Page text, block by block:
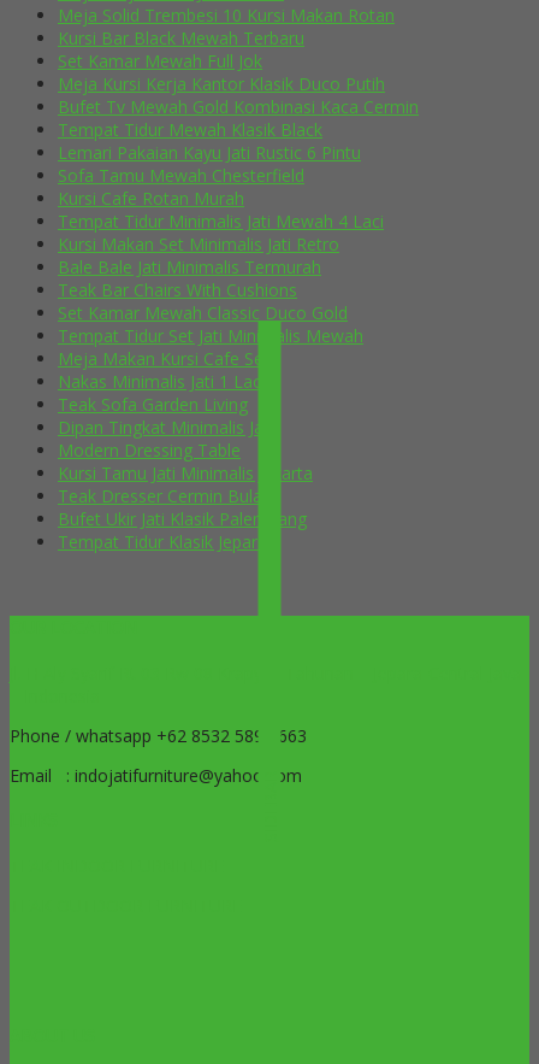
Meja Solid Trembesi 10 Kursi Makan Rotan
Kursi Bar Black Mewah Terbaru
Set Kamar Mewah Full Jok
Meja Kursi Kerja Kantor Klasik Duco Putih
Bufet Tv Mewah Gold Kombinasi Kaca Cermin
Tempat Tidur Mewah Klasik Black
Lemari Pakaian Kayu Jati Rustic 6 Pintu
Sofa Tamu Mewah Chesterfield
Kursi Cafe Rotan Murah
Tempat Tidur Minimalis Jati Mewah 4 Laci
Kursi Makan Set Minimalis Jati Retro
Bale Bale Jati Minimalis Termurah
Teak Bar Chairs With Cushions
Set Kamar Mewah Classic Duco Gold
Tempat Tidur Set Jati Minimalis Mewah
Meja Makan Kursi Cafe Selly
Nakas Minimalis Jati 1 Laci
Teak Sofa Garden Living
Dipan Tingkat Minimalis Jati
Modern Dressing Table
Kursi Tamu Jati Minimalis Jakarta
Teak Dresser Cermin Bulat
Bufet Ukir Jati Klasik Palembang
Tempat Tidur Klasik Jepara
SIDEBAR
Phone / whatsapp +62 8532 5899 663
Email : indojatifurniture@yahoo.com